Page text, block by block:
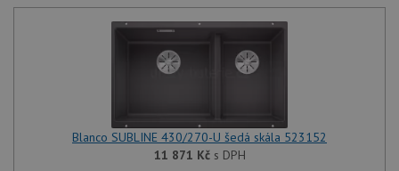
Blanco SUBLINE 430/270-U šedá skála 523152
11 871 Kčs DPH